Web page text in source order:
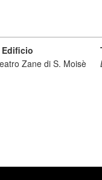
Zane di S. Moisè